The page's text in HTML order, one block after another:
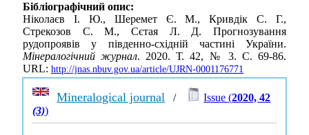
Бібліографічний опис:
Ніколаєв І. Ю., Шеремет Є. М., Кривдік С. Г.,
Стрекозов С. М., Сєтая Л. Д. Прогнозування
рудопроявів у південно-східній частині України.
Мінералогічний журнал. 2020. Т. 42, № 3. С. 69-86.
URL: http://jnas.nbuv.gov.ua/article/UJRN-0001176771
Mineralogical journal / Issue (2020, 42
(3))